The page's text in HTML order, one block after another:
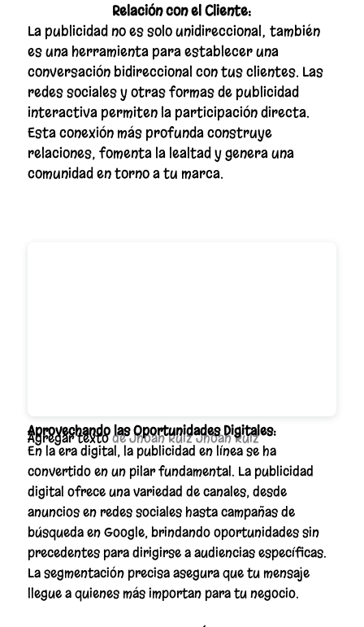
Relación con el Cliente:
La publicidad no es solo unidireccional; también
es una herramienta para establecer una
conversación bidireccional con tus clientes. Las
redes sociales y otras formas de publicidad
interactiva permiten la participación directa.
Esta conexión más profunda construye
relaciones, fomenta la lealtad y genera una
comunidad en torno a tu marca.
Agregar textode Jhoan Ruiz Jhoan Ruiz
Aprovechando las Oportunidades Digitales:
En la era digital, la publicidad en línea se ha
convertido en un pilar fundamental. La publicidad
digital ofrece una variedad de canales, desde
anuncios en redes sociales hasta campañas de
búsqueda en Google, brindando oportunidades sin
precedentes para dirigirse a audiencias específicas.
La segmentación precisa asegura que tu mensaje
llegue a quienes más importan para tu negocio.